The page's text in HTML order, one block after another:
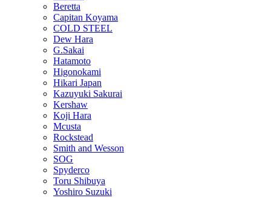
Beretta
Capitan Koyama
COLD STEEL
Dew Hara
G.Sakai
Hatamoto
Higonokami
Hikari Japan
Kazuyuki Sakurai
Kershaw
Koji Hara
Mcusta
Rockstead
Smith and Wesson
SOG
Spyderco
Toru Shibuya
Yoshiro Suzuki